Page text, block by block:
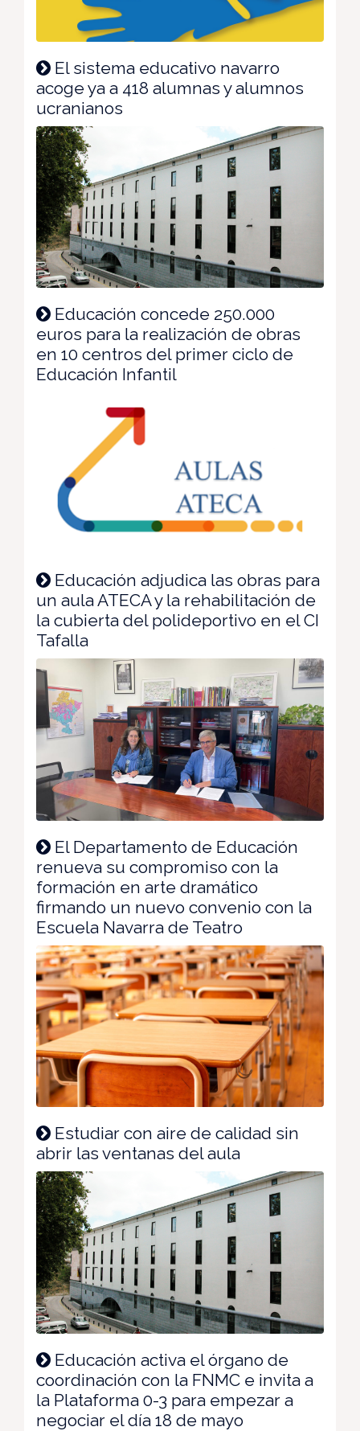
El sistema educativo navarro
acoge ya a 418 alumnas y alumnos
ucranianos
Educación concede 250.000
euros para la realización de obras
en 10 centros del primer ciclo de
Educación Infantil
Educación adjudica las obras para
un aula ATECA y la rehabilitación de
la cubierta del polideportivo en el CI
Tafalla
El Departamento de Educación
renueva su compromiso con la
formación en arte dramático
firmando un nuevo convenio con la
Escuela Navarra de Teatro
Estudiar con aire de calidad sin
abrir las ventanas del aula
Educación activa el órgano de
coordinación con la FNMC e invita a
la Plataforma 0-3 para empezar a
negociar el día 18 de mayo